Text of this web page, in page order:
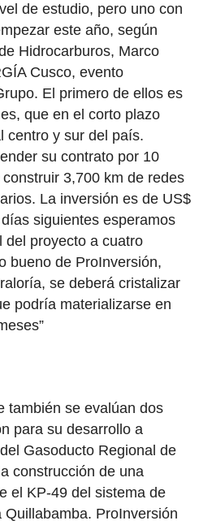
de estudio, pero uno con
este año, según
Hidrocarburos, Marco
Cusco, evento
El primero de ellos es
que en el corto plazo
centro y sur del país.
su contrato por 10
3,700 km de redes
La inversión es de US$
siguientes esperamos
del proyecto a cuatro
bueno de ProInversión,
se deberá cristalizar
podría materializarse en
también se evalúan dos
para su desarrollo a
Gasoducto Regional de
construcción de una
el KP-49 del sistema de
ProInversión